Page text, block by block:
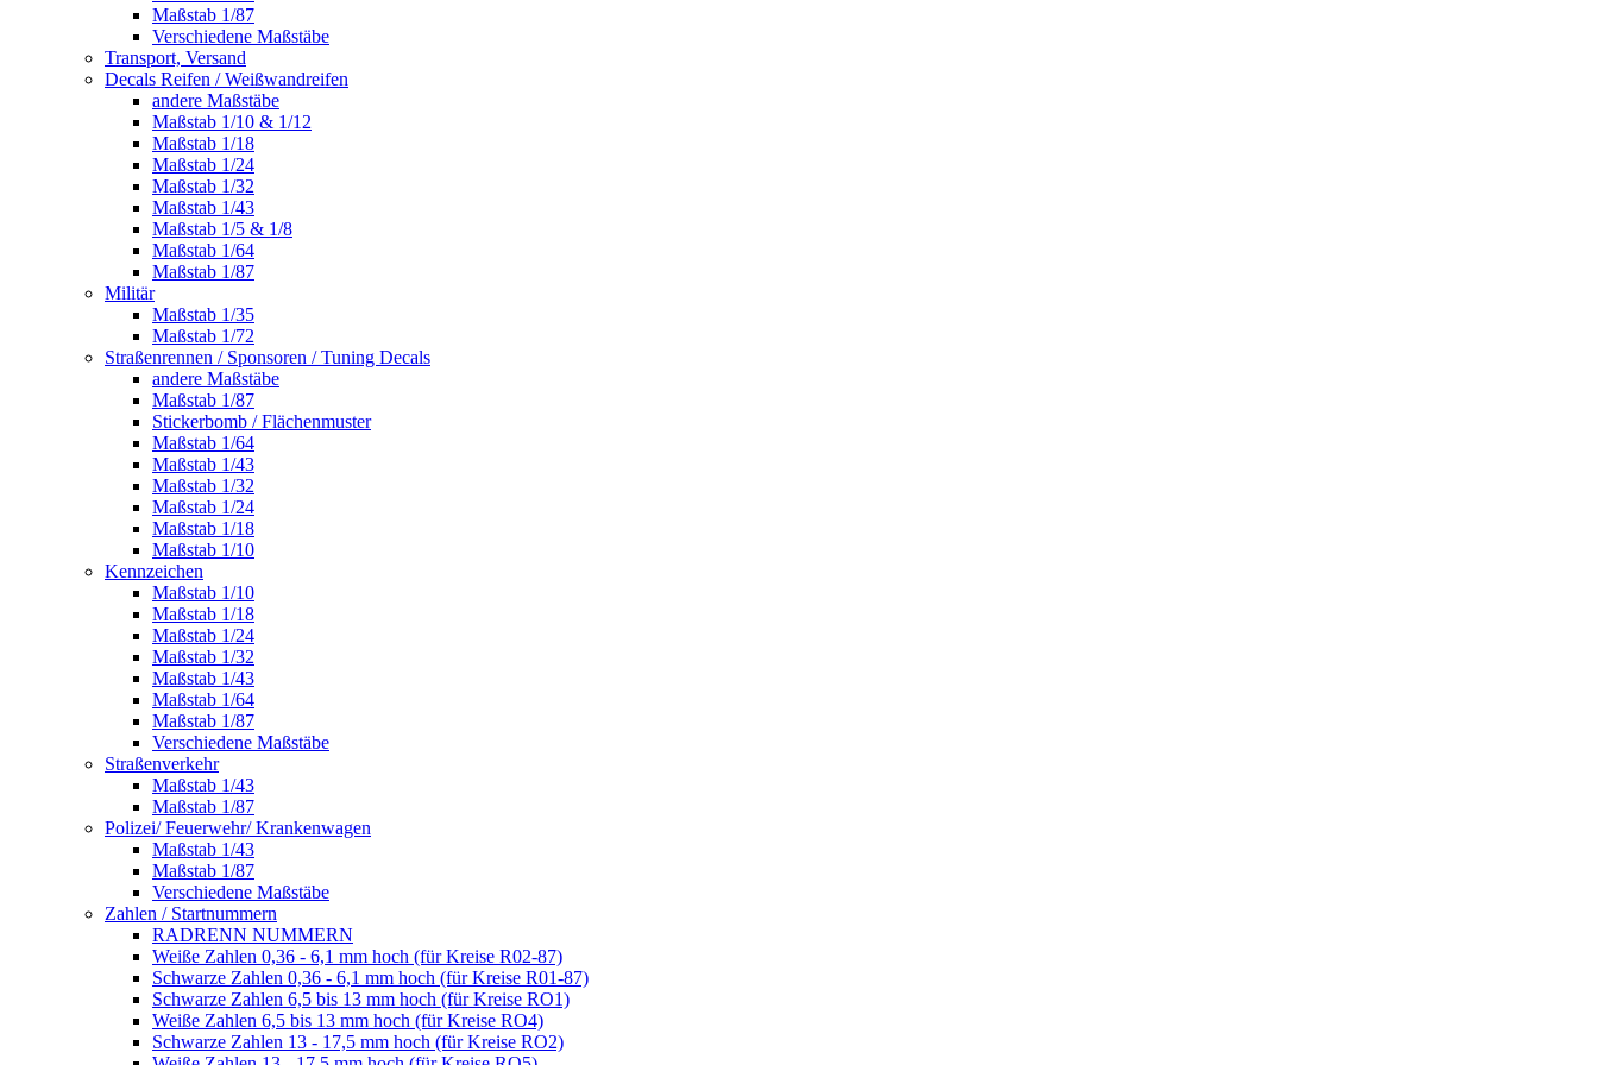
Maßstab 1/87
Verschiedene Maßstäbe
Transport, Versand
Decals Reifen / Weißwandreifen
andere Maßstäbe
Maßstab 1/10 & 1/12
Maßstab 1/18
Maßstab 1/24
Maßstab 1/32
Maßstab 1/43
Maßstab 1/5 & 1/8
Maßstab 1/64
Maßstab 1/87
Militär
Maßstab 1/35
Maßstab 1/72
Straßenrennen / Sponsoren / Tuning Decals
andere Maßstäbe
Maßstab 1/87
Stickerbomb / Flächenmuster
Maßstab 1/64
Maßstab 1/43
Maßstab 1/32
Maßstab 1/24
Maßstab 1/18
Maßstab 1/10
Kennzeichen
Maßstab 1/10
Maßstab 1/18
Maßstab 1/24
Maßstab 1/32
Maßstab 1/43
Maßstab 1/64
Maßstab 1/87
Verschiedene Maßstäbe
Straßenverkehr
Maßstab 1/43
Maßstab 1/87
Polizei/ Feuerwehr/ Krankenwagen
Maßstab 1/43
Maßstab 1/87
Verschiedene Maßstäbe
Zahlen / Startnummern
RADRENN NUMMERN
Weiße Zahlen 0,36 - 6,1 mm hoch (für Kreise R02-87)
Schwarze Zahlen 0,36 - 6,1 mm hoch (für Kreise R01-87)
Schwarze Zahlen 6,5 bis 13 mm hoch (für Kreise RO1)
Weiße Zahlen 6,5 bis 13 mm hoch (für Kreise RO4)
Schwarze Zahlen 13 - 17,5 mm hoch (für Kreise RO2)